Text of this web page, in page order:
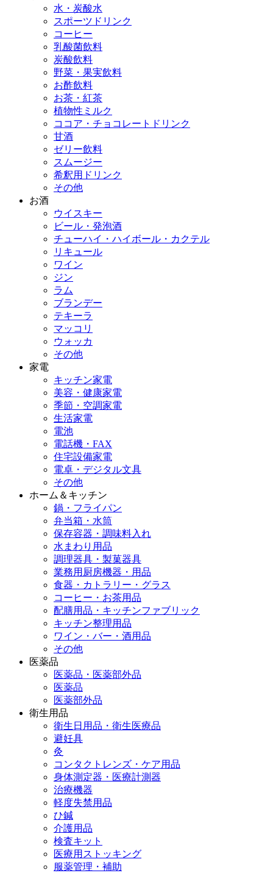
水・炭酸水
スポーツドリンク
コーヒー
乳酸菌飲料
炭酸飲料
野菜・果実飲料
お酢飲料
お茶・紅茶
植物性ミルク
ココア・チョコレートドリンク
甘酒
ゼリー飲料
スムージー
希釈用ドリンク
その他
お酒
ウイスキー
ビール・発泡酒
チューハイ・ハイボール・カクテル
リキュール
ワイン
ジン
ラム
ブランデー
テキーラ
マッコリ
ウォッカ
その他
家電
キッチン家電
美容・健康家電
季節・空調家電
生活家電
電池
電話機・FAX
住宅設備家電
電卓・デジタル文具
その他
ホーム＆キッチン
鍋・フライパン
弁当箱・水筒
保存容器・調味料入れ
水まわり用品
調理器具・製菓器具
業務用厨房機器・用品
食器・カトラリー・グラス
コーヒー・お茶用品
配膳用品・キッチンファブリック
キッチン整理用品
ワイン・バー・酒用品
その他
医薬品
医薬品・医薬部外品
医薬品
医薬部外品
衛生用品
衛生日用品・衛生医療品
避妊具
灸
コンタクトレンズ・ケア用品
身体測定器・医療計測器
治療機器
軽度失禁用品
ひ鍼
介護用品
検査キット
医療用ストッキング
服薬管理・補助